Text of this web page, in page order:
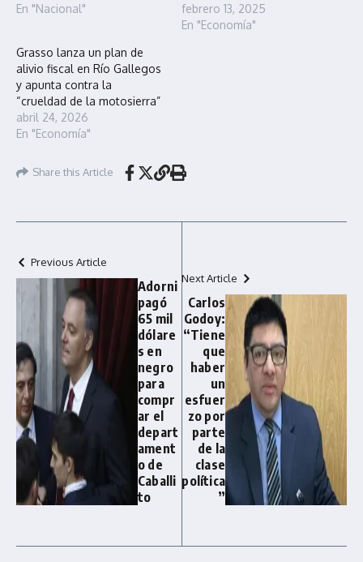
En "Nacional"
febrero 13, 2025
En "Economía"
Grasso lanza un plan de
alivio fiscal en Río Gallegos
y apunta contra la
“crueldad de la motosierra”
abril 24, 2026
En "Economía"
Share this Article
Previous Article
Adorni
pagó
65 mil
dólare
s en
negro
para
compr
ar el
depart
ament
o de
Caballi
to
Next Article
Carlos
Godoy:
“Tiene
que
haber
un
esfuer
zo por
parte
de la
clase
política
”